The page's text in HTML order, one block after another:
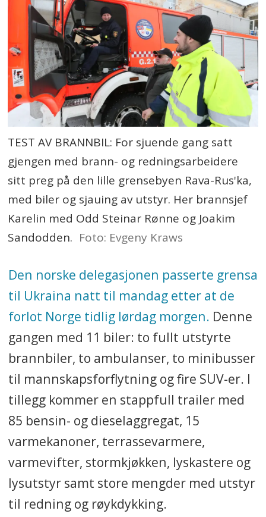
Biler og utstyr er donert fra
brann- og ambulansestasjoner
over hele landet.
Hjelp fra kolleger til kolleger
Norske brann- og
redningsarbeidere har nå
gjennomført sju turer til Ukraina
på frivillig basis.
Det er overlevert 57 biler og fem
trailerlass med utstyr. Biler og
redningsvesen og
ambulansetjeneste i Dnipro
distrikt til gode.
I februar 2023 reiser de frivillige
for åttende gang. Finansiering av
turene skjer ved innsamlinger.
Biler og utstyr er donert fra
brann- og ambulansestasjoner
over hele landet.
TEST AV BRANNBIL: For sjuende gang satt
gjengen med brann- og redningsarbeidere
sitt preg på den lille grensebyen Rava-Rus'ka,
med biler og sjauing av utstyr. Her brannsjef
Karelin med Odd Steinar Rønne og Joakim
Sandodden. Foto: Evgeny Kraws
Den norske delegasjonen passerte grensa
til Ukraina natt til mandag etter at de
forlot Norge tidlig lørdag morgen. Denne
gangen med 11 biler: to fullt utstyrte
brannbiler, to ambulanser, to minibusser
til mannskapsforflytning og fire SUV-er. I
tillegg kommer en stappfull trailer med
85 bensin- og dieselaggregat, 15
varmekanoner, terrassevarmere,
varmevifter, stormkjøkken, lyskastere og
lysutstyr samt store mengder med utstyr
til redning og røykdykking.